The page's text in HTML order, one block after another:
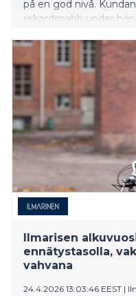
på en god nivå.
rekordsnabb under
Ilmarisen
ennätystasolla,
vahvana
24.4.2026 13:03:46 EEST |